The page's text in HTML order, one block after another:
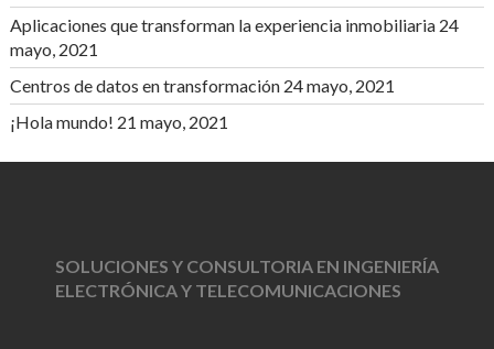
Aplicaciones que transforman la experiencia inmobiliaria 24
mayo, 2021
Centros de datos en transformación 24 mayo, 2021
¡Hola mundo! 21 mayo, 2021
SOLUCIONES Y CONSULTORIA EN INGENIERÍA
ELECTRÓNICA Y TELECOMUNICACIONES